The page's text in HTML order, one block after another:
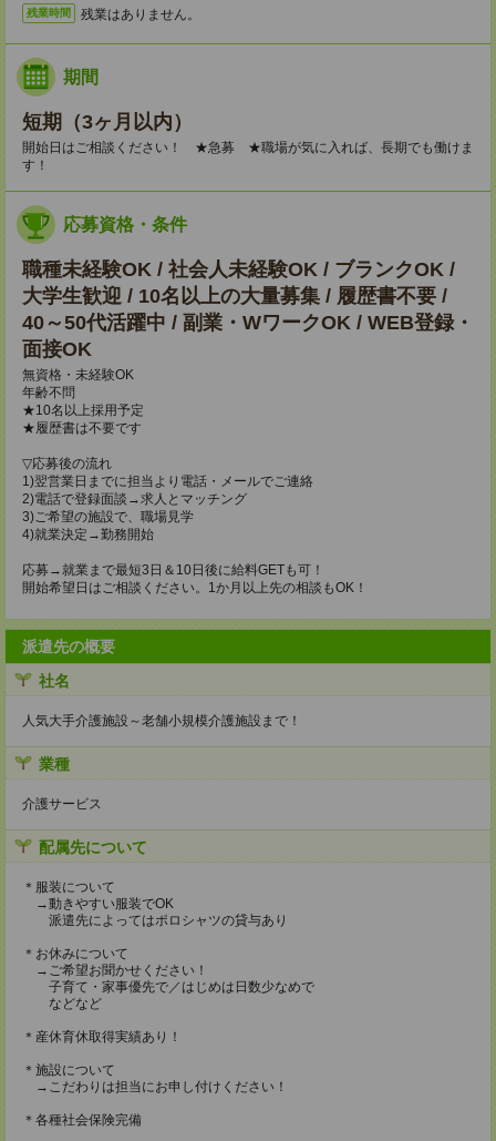
残業時間 残業はありません。
期間
短期（3ヶ月以内）
開始日はご相談ください！ ★急募 ★職場が気に入れば、長期でも働けま
す！
応募資格・条件
職種未経験OK / 社会人未経験OK / ブランクOK /
大学生歓迎 / 10名以上の大量募集 / 履歴書不要 /
40～50代活躍中 / 副業・WワークOK / WEB登録・
面接OK
無資格・未経験OK
年齢不問
★10名以上採用予定
★履歴書は不要です
▽応募後の流れ
1)翌営業日までに担当より電話・メールでご連絡
2)電話で登録面談→求人とマッチング
3)ご希望の施設で、職場見学
4)就業決定→勤務開始
応募→就業まで最短3日＆10日後に給料GETも可！
開始希望日はご相談ください。1か月以上先の相談もOK！
派遣先の概要
社名
人気大手介護施設～老舗小規模介護施設まで！
業種
介護サービス
配属先について
＊服装について
→動きやすい服装でOK
派遣先によってはポロシャツの貸与あり
＊お休みについて
→ご希望お聞かせください！
子育て・家事優先で／はじめは日数少なめで
などなど
＊産休育休取得実績あり！
＊施設について
→こだわりは担当にお申し付けください！
＊各種社会保険完備